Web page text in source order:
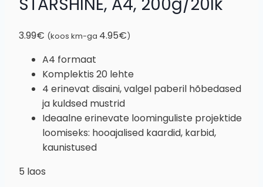
3.99€ (koos km-ga 4.95€)
A4 formaat
Komplektis 20 lehte
4 erinevat disaini, valgel paberil hõbedased
ja kuldsed mustrid
Ideaalne erinevate loominguliste projektide
loomiseks: hooajalised kaardid, karbid,
kaunistused
5 laos